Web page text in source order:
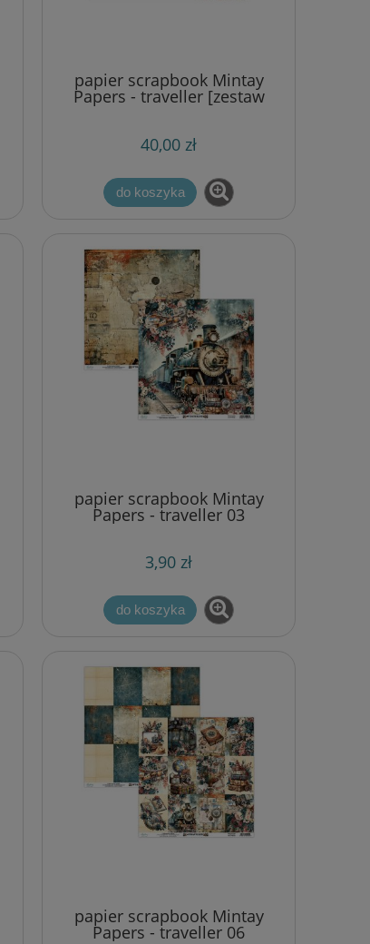
papier scrapbook Mintay
Papers - traveller [zestaw
40,00 zł
do koszyka
papier scrapbook Mintay
Papers - traveller 03
3,90 zł
do koszyka
papier scrapbook Mintay
Papers - traveller 06